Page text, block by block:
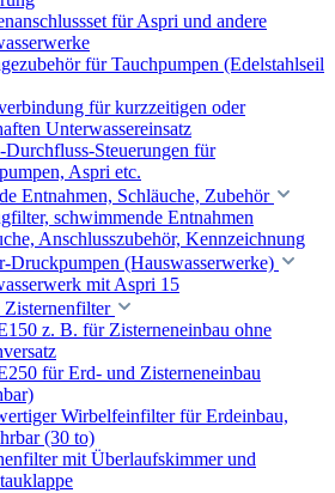
für Aspri und andere
für Tauchpumpen (Edelstahlseil
für kurzzeitigen oder
Unterwassereinsatz
Steuerungen für
Aspri etc.
Entnahmen, Schläuche, Zubehör
schwimmende Entnahmen
Anschlusszubehör, Kennzeichnung
Druckpumpen (Hauswasserwerke)
mit Aspri 15
z. B. für Zisterneneinbau ohne
für Erd- und Zisterneneinbau
Wirbelfeinfilter für Erdeinbau,
(30 to)
mit Überlaufskimmer und